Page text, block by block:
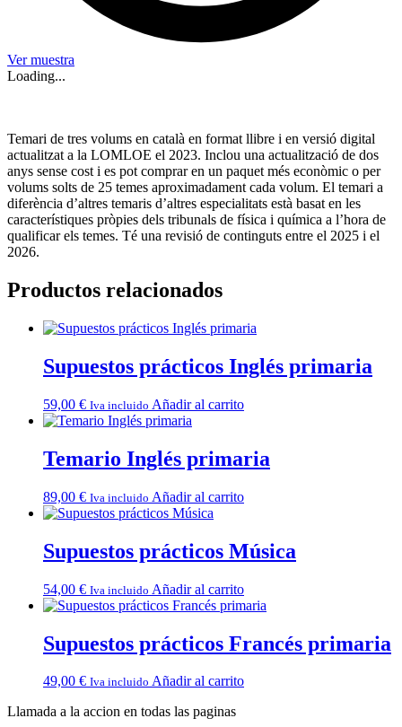
Ver muestra
Loading...
Temari de tres volums en català en format llibre i en versió digital
actualitzat a la LOMLOE el 2023. Inclou una actualització de dos
anys sense cost i es pot comprar en un paquet més econòmic o per
volums solts de 25 temes aproximadament cada volum. El temari a
diferència d’altres temaris d’altres especialitats està basat en les
característiques pròpies dels tribunals de física i química a l’hora de
qualificar els temes. Té una revisió de continguts entre el 2025 i el
2026.
Productos relacionados
Supuestos prácticos Inglés primaria
59,00 € Iva incluido Añadir al carrito
Temario Inglés primaria
89,00 € Iva incluido Añadir al carrito
Supuestos prácticos Música
54,00 € Iva incluido Añadir al carrito
Supuestos prácticos Francés primaria
49,00 € Iva incluido Añadir al carrito
Llamada a la accion en todas las paginas